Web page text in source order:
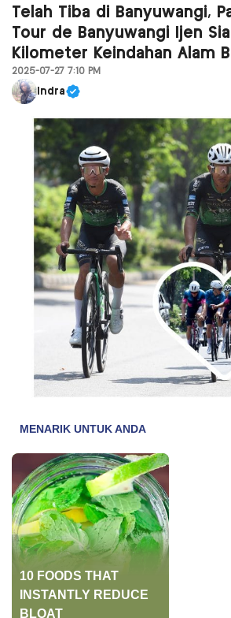
Telah Tiba di Banyuwangi,
Tour de Banyuwangi Ijen
Kilometer Keindahan Alam
2025-07-27 7:10 PM
Indra